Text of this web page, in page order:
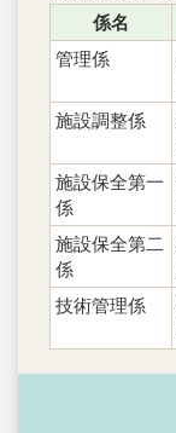
係名
管理係
施設調整係
施設保全第一
係
施設保全第二
係
技術管理係